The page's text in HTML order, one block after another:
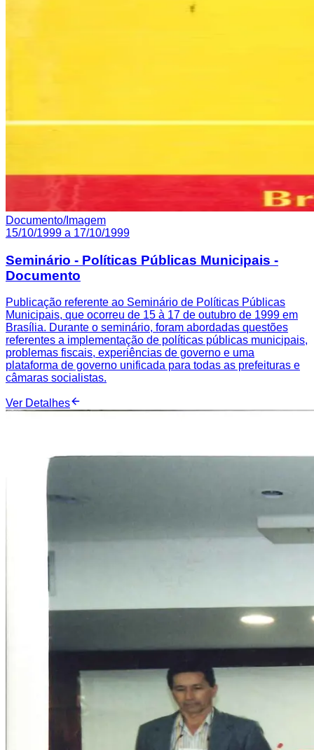
Documento/Imagem
15/10/1999 a 17/10/1999
Seminário - Políticas Públicas Municipais -
Documento
Publicação referente ao Seminário de Políticas Públicas
Municipais, que ocorreu de 15 à 17 de outubro de 1999 em
Brasília. Durante o seminário, foram abordadas questões
referentes a implementação de políticas públicas municipais,
problemas fiscais, experiências de governo e uma
plataforma de governo unificada para todas as prefeituras e
câmaras socialistas.
Ver Detalhes